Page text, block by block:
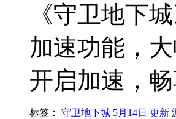
《守卫地下
加速功能，
开启加速，
标签： 守卫地下城 5月14日 更新